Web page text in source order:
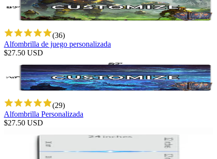
(36)
Alfombrilla de juego personalizada
$27.50 USD
(29)
Alfombrilla Personalizada
$27.50 USD